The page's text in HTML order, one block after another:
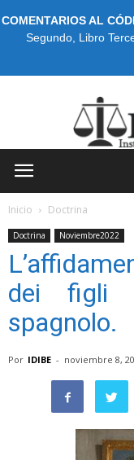
COMENTARIOS AL
Segundo, Libro
Inicio Doctrina
Doctrina Noviembre2022
dei figli
spagnolo.
Por IDIBE - noviembre 8,